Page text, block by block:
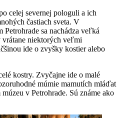
celej severnej pologuli a ich
častiach sveta. V
sa nachádza veľká
vrátane niektorých veľmi
ide o zvyšky kostier alebo
kostry. Zvyčajne ide o malé
múmie mamutích mláďat
v Petrohrade. Sú známe ako